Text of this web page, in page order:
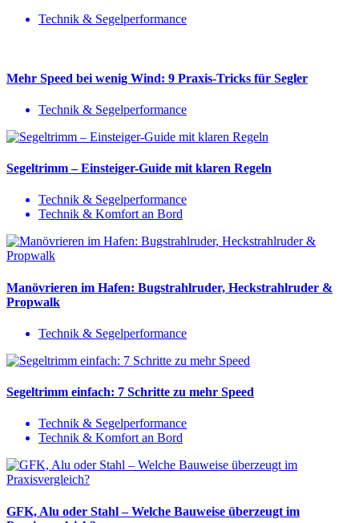
Technik & Segelperformance
Mehr Speed bei wenig Wind: 9 Praxis-Tricks für Segler
Technik & Segelperformance
Segeltrimm – Einsteiger-Guide mit klaren Regeln
Technik & Segelperformance
Technik & Komfort an Bord
Manövrieren im Hafen: Bugstrahlruder, Heckstrahlruder &
Propwalk
Technik & Segelperformance
Segeltrimm einfach: 7 Schritte zu mehr Speed
Technik & Segelperformance
Technik & Komfort an Bord
GFK, Alu oder Stahl – Welche Bauweise überzeugt im